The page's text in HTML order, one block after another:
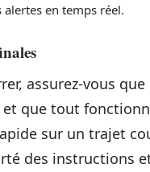
en temps réel.
assurez-vous que
que tout
sur un trajet
des instructions